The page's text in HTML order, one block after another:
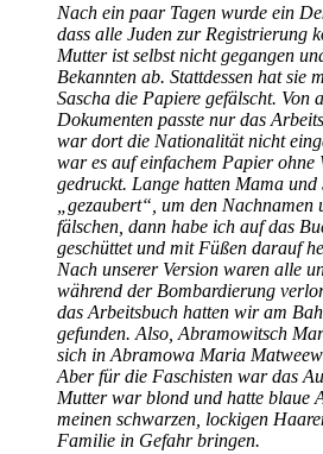
Nach ein paar Tagen wurde ein
dass alle Juden zur Registrierung
Mutter ist selbst nicht gegangen
Bekannten ab. Stattdessen hat sie
Sascha die Papiere gefälscht. Von
Dokumenten passte nur das
war dort die Nationalität nicht
war es auf einfachem Papier ohne
gedruckt. Lange hatten Mama und
gezaubert
, um den
fälschen, dann habe ich auf das
geschüttet und mit Füßen darauf
Nach unserer Version waren alle
während der Bombardierung
das Arbeitsbuch hatten wir am
gefunden. Also, Abramowitsch
sich in Abramowa Maria
Aber für die Faschisten war das
Mutter war blond und hatte blaue
meinen schwarzen, lockigen
Familie in Gefahr bringen.